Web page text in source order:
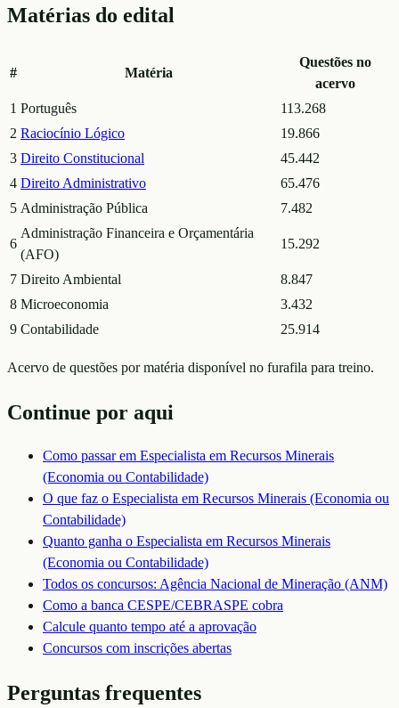
Matérias do edital
# Matéria
Questões no
acervo
1 Português
113.268
2 Raciocínio Lógico
19.866
3 Direito Constitucional
45.442
4 Direito Administrativo
65.476
5 Administração Pública 7.482
6
Administração Financeira e Orçamentária
(AFO)
15.292
7 Direito Ambiental
8.847
8 Microeconomia
3.432
9 Contabilidade 25.914
Acervo de questões por matéria disponível no furafila para treino.
Continue por aqui
Como passar em Especialista em Recursos Minerais
(Economia ou Contabilidade)
O que faz o Especialista em Recursos Minerais (Economia ou
Contabilidade)
Quanto ganha o Especialista em Recursos Minerais
(Economia ou Contabilidade)
Todos os concursos: Agência Nacional de Mineração (ANM)
Como a banca CESPE/CEBRASPE cobra
Calcule quanto tempo até a aprovação
Concursos com inscrições abertas
Perguntas frequentes